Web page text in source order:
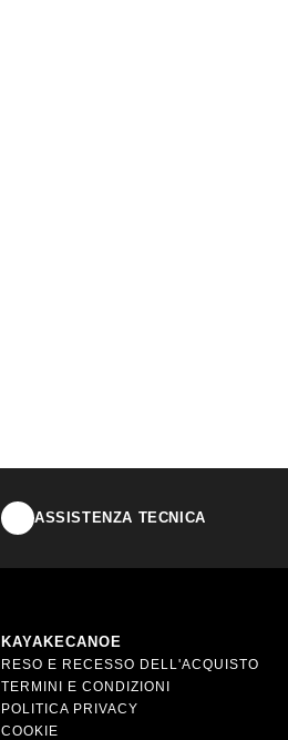
ASSISTENZA TECNICA
KAYAKECANOE
RESO E RECESSO DELL'ACQUISTO
TERMINI E CONDIZIONI
POLITICA PRIVACY
COOKIE